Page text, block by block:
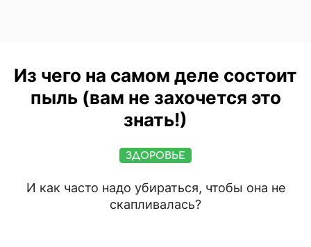
Из чего на самом деле состоит
пыль (вам не захочется это
знать!)
ЗДОРОВЬЕ
И как часто надо убираться, чтобы она не
скапливалась?